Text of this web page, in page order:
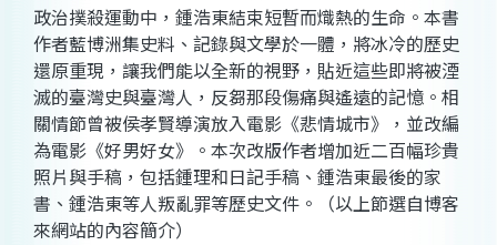
政治撲殺運動中，鍾浩東結束短暫而熾熱的生命。本書
作者藍博洲集史料、記錄與文學於一體，將冰冷的歷史
還原重現，讓我們能以全新的視野，貼近這些即將被湮
滅的臺灣史與臺灣人，反芻那段傷痛與遙遠的記憶。相
關情節曾被侯孝賢導演放入電影《悲情城市》，並改編
為電影《好男好女》。本次改版作者增加近二百幅珍貴
照片與手稿，包括鍾理和日記手稿、鍾浩東最後的家
書、鍾浩東等人叛亂罪等歷史文件。（以上節選自博客
來網站的內容簡介）